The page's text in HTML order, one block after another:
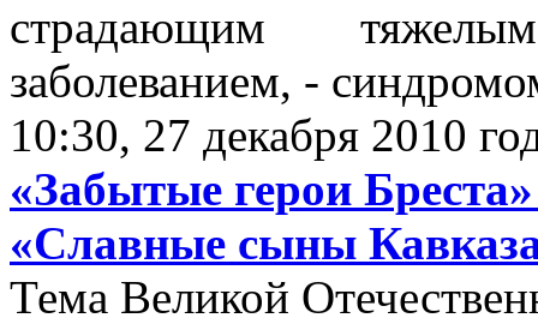
страдающим
заболеванием, -
10:30, 27 декабря 2010
«Забытые герои
«Славные сыны
Тема Великой